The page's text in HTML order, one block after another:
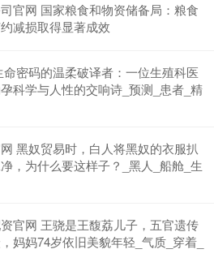
官网 国家粮食和物资储备局：粮食
减损取得显著成效
密码的温柔破译者：一位生殖科医
科学与人性的交响诗_预测_患者_精
黑奴贸易时，白人将黑奴的衣服扒
，为什么要这样子？_黑人_船舱_生
官网 王骁是王馥荔儿子，五官遗传
妈妈74岁依旧美貌年轻_气质_穿着_